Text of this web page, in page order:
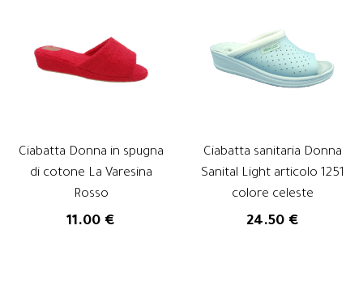
Ciabatta Donna in spugna
di cotone La Varesina
Rosso
11.00 €
Ciabatta sanitaria Donna
Sanital Light articolo 1251
colore celeste
24.50 €